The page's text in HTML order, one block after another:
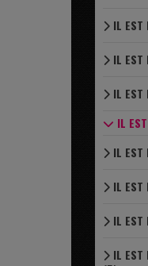
IL EST
IL EST
IL EST
IL
IL
IL EST
IL EST
IL EST